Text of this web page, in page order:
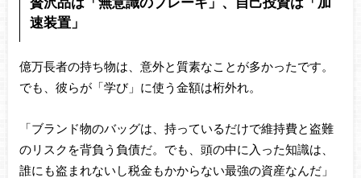
速装置」
億万長者の持ち物は、意外と質素なことが多かったです。
でも、彼らが「学び」に使う金額は桁外れ。
「ブランド物のバッグは、持っているだけで維持費と盗難
のリスクを背負う負債だ。でも、頭の中に入った知識は、
誰にも盗まれないし税金もかからない最強の資産なんだ」